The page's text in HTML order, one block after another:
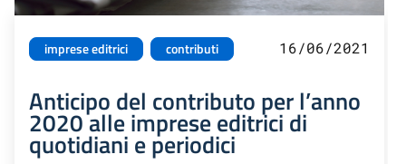
imprese editrici contributi 16/06/2021
Anticipo del contributo per l’anno
2020 alle imprese editrici di
quotidiani e periodici